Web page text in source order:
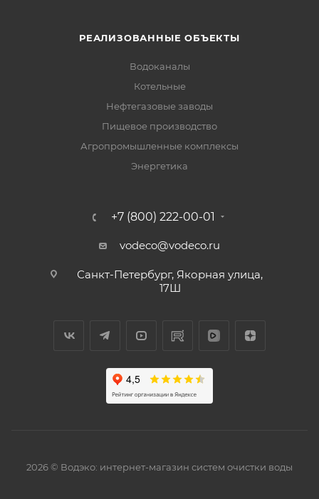
РЕАЛИЗОВАННЫЕ ОБЪЕКТЫ
Водоканалы
Котельные
Нефтегазовые заводы
Пищевое производство
Агропромышленные комплексы
Энергетика
+7 (800) 222-00-01
vodeco@vodeco.ru
Санкт-Петербург, Якорная улица,
17Ш
2026 © Водэко: интернет-магазин систем очистки воды